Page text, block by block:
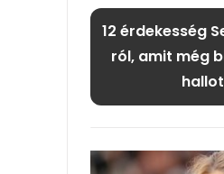
12 érdekesség
ról, amit még